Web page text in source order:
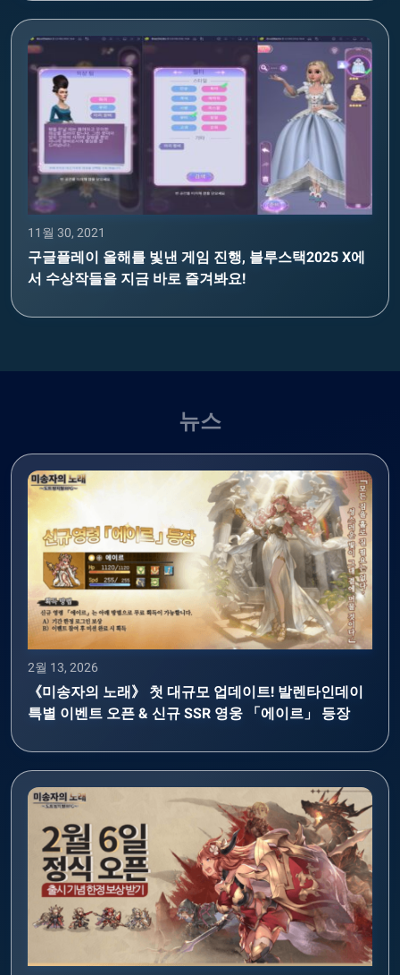
11월 30, 2021
구글플레이 올해를 빛낸 게임 진행, 블루스택2025 X에
서 수상작들을 지금 바로 즐겨봐요!
뉴스
2월 13, 2026
《미송자의 노래》 첫 대규모 업데이트! 발렌타인데이
특별 이벤트 오픈 & 신규 SSR 영웅 「에이르」 등장